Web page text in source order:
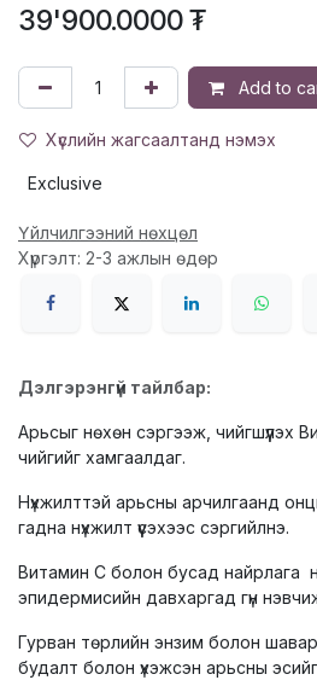
39'900.0000₮
Add to
Хүслийн жагсаалтанд нэмэх
Exclusive
Үйлчилгээний нөхцөл
Хүргэлт: 2-3 ажлын өдөр
Дэлгэрэнгүй тайлбар:
Арьсыг нөхөн сэргээж, чийгшүүлэх
чийгийг хамгаалдаг.
Нүхжилттэй арьсны арчилгаанд
гадна нүхжилт үүсэхээс сэргийлнэ.
Витамин C болон бусад найрлага
эпидермисийн давхаргад гүн
Гурван төрлийн энзим болон
будалт болон үхэжсэн арьсны